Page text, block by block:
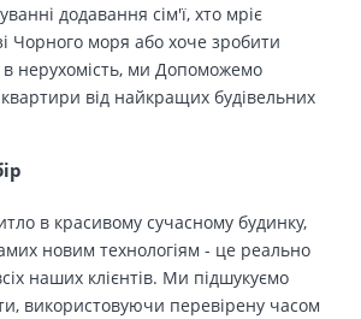
додавання сім'ї, хто мріє
Чорного моря або хоче зробити
в нерухомість, ми Допоможемо
від найкращих будівельних
в красивому сучасному будинку,
новим технологіям - це реально
наших клієнтів. Ми підшукуємо
використовуючи перевірену часом